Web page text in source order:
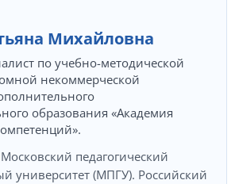
Михайловна
по учебно-методической
некоммерческой
образования «Академия
Московский педагогический
университет (МПГУ). Российский